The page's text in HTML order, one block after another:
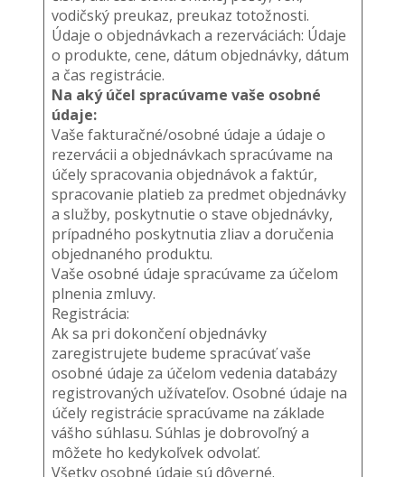
vodičský preukaz, preukaz totožnosti.
Údaje o objednávkach a rezerváciách: Údaje
o produkte, cene, dátum objednávky, dátum
a čas registrácie.
Na aký účel spracúvame vaše osobné
údaje:
Vaše fakturačné/osobné údaje a údaje o
rezervácii a objednávkach spracúvame na
účely spracovania objednávok a faktúr,
spracovanie platieb za predmet objednávky
a služby, poskytnutie o stave objednávky,
prípadného poskytnutia zliav a doručenia
objednaného produktu.
Vaše osobné údaje spracúvame za účelom
plnenia zmluvy.
Registrácia:
Ak sa pri dokončení objednávky
zaregistrujete budeme spracúvať vaše
osobné údaje za účelom vedenia databázy
registrovaných užívateľov. Osobné údaje na
účely registrácie spracúvame na základe
vášho súhlasu. Súhlas je dobrovoľný a
môžete ho kedykoľvek odvolať.
Všetky osobné údaje sú dôverné.